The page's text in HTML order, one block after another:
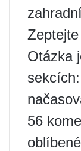
Otázka
sekcích:
56